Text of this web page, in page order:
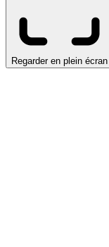
Regarder en plein écran